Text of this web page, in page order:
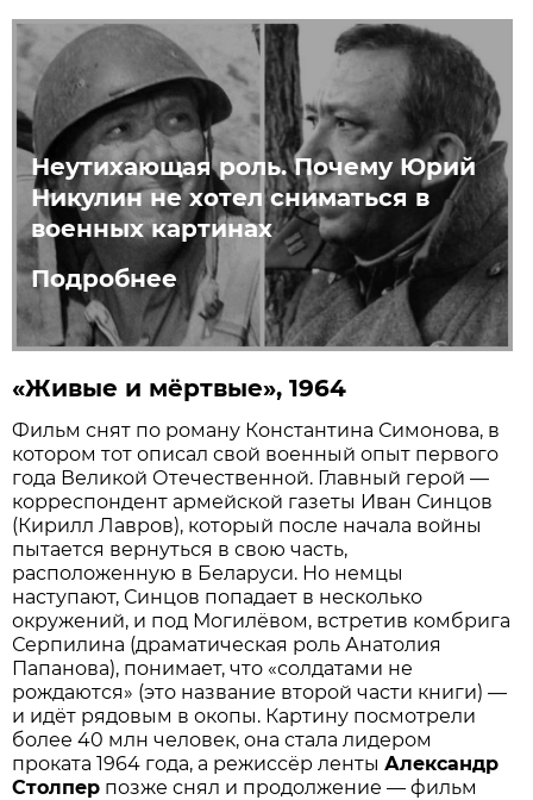
Неутихающая роль. Почему Юрий
Никулин не хотел сниматься в
военных картинах
Подробнее
«Живые и мёртвые», 1964
Фильм снят по роману Константина Симонова, в
котором тот описал свой военный опыт первого
года Великой Отечественной. Главный герой —
корреспондент армейской газеты Иван Синцов
(Кирилл Лавров), который после начала войны
пытается вернуться в свою часть,
расположенную в Беларуси. Но немцы
наступают, Синцов попадает в несколько
окружений, и под Могилёвом, встретив комбрига
Серпилина (драматическая роль Анатолия
Папанова), понимает, что «солдатами не
рождаются» (это название второй части книги) —
и идёт рядовым в окопы. Картину посмотрели
более 40 млн человек, она стала лидером
проката 1964 года, а режиссёр лентыАлександр
Столпер позже снял и продолжение — фильм